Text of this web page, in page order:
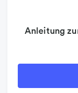
Anleitung